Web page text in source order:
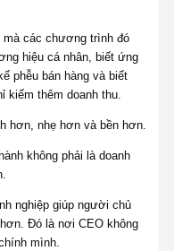
các chương trình đó
hiệu cá nhân, biết ứng
phễu bán hàng và biết
kiếm thêm doanh thu.
hơn, nhẹ hơn và bền hơn.
không phải là doanh
nghiệp giúp người chủ
Đó là nơi CEO không
mình.